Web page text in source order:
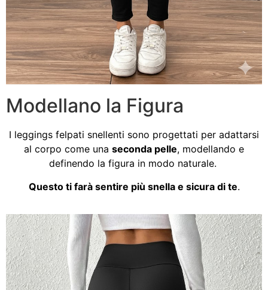
Modellano la Figura
I leggings felpati snellenti sono progettati per adattarsi
al corpo come una seconda pelle, modellando e
definendo la figura in modo naturale.
Questo ti farà sentire più snella e sicura di te.